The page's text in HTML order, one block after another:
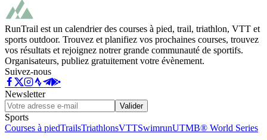
RunTrail est un calendrier des courses à pied, trail, triathlon, VTT et
sports outdoor. Trouvez et planifiez vos prochaines courses, trouvez
vos résultats et rejoignez notrer grande communauté de sportifs.
Organisateurs, publiez gratuitement votre évènement.
Suivez-nous
Newsletter
Valider
Sports
Courses à piedTrailsTriathlonsVTTSwimrunUTMB® World Series